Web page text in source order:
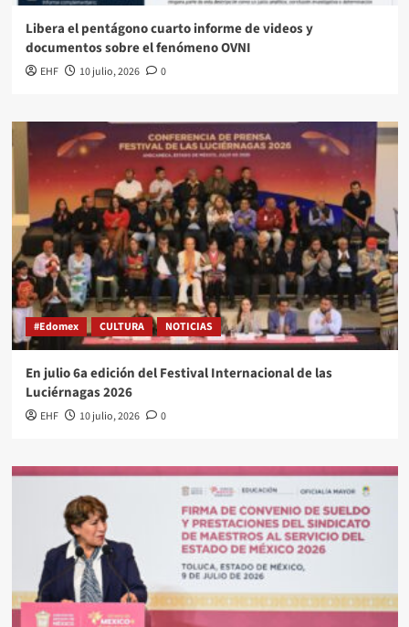
Libera el pentágono cuarto informe de videos y
documentos sobre el fenómeno OVNI
EHF 10 julio, 2026 0
#Edomex CULTURA NOTICIAS
En julio 6a edición del Festival Internacional de las
Luciérnagas 2026
EHF 10 julio, 2026 0